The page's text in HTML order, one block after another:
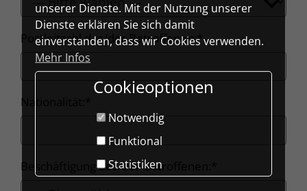
unserer Dienste. Mit der Nutzung unserer
Dienste erklären Sie sich damit
einverstanden, dass wir Cookies verwenden.
Mehr Infos
Cookieoptionen
Notwendig
Funktional
Statistiken
Postleitzahl des/der Betroffenen:*
Nationalität:*
Beschäftigung des/der Betroffenen:*